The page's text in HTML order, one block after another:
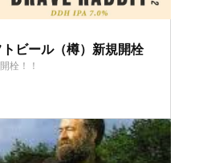
トビール（樽）新規開栓
栓！！